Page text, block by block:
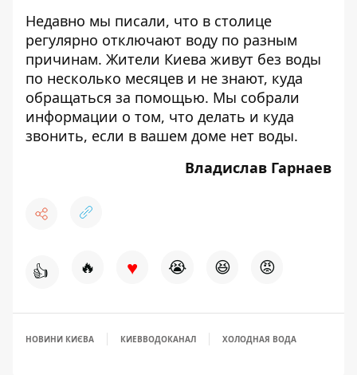
Недавно мы писали, что в столице
регулярно отключают воду по разным
причинам. Жители Киева живут без воды
по несколько месяцев и не знают, куда
обращаться за помощью. Мы собрали
информации о том, что делать и куда
звонить, если в вашем доме нет воды.
Владислав Гарнаев
👍 🔥 ♥ 😭 😆 😡
НОВИНИ КИЄВА КИЕВВОДОКАНАЛ ХОЛОДНАЯ ВОДА